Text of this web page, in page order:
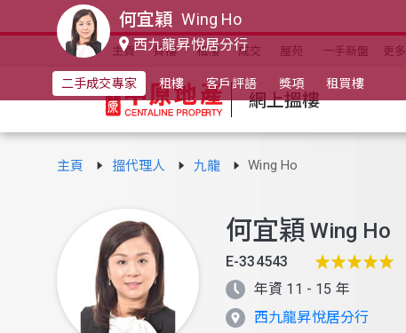
主頁 買樓 租樓 成交 屋苑 一手新盤 更多
網上搵樓
主頁 搵代理人 九龍 Wing Ho
何宜穎 Wing Ho
E-334543
年資 11 - 15 年
西九龍昇悅居分行
何宜穎 Wing Ho
西九龍昇悅居分行
二手成交專家 租樓 客戶評語 獎項 租買樓